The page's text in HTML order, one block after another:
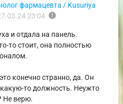
фармацевта / Kusuriya
23:04 report
и отдала на панель.
то стоит, она полностью
конечно странно, да. Он
то должность. Неужто
Не верю.